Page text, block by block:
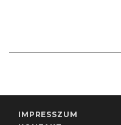
IMPRESSZUM